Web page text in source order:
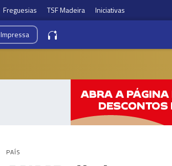
Freguesias TSF Madeira Iniciativas
Impressa
PAÍS